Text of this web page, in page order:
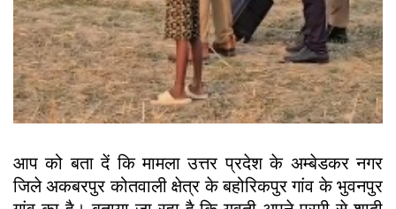
आप को बता दें कि मामला उत्तर प्रदेश के अम्बेडकर नगर
जिले अकबरपुर कोतवाली क्षेत्र के बहोरिकपुर गांव के भुवनपुर